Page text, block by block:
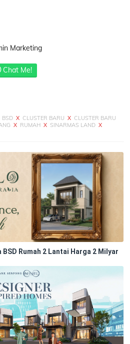
Marketing
Chat Me!
BSD X CLUSTER BARU X CLUSTER BARU
X RUMAH X SINARMAS LAND X
Rumah 2 Lantai Harga 2 Milyar